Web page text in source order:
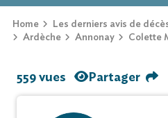
Home Les derniers avis de
Ardèche
Annonay Colette
559 vues Partager